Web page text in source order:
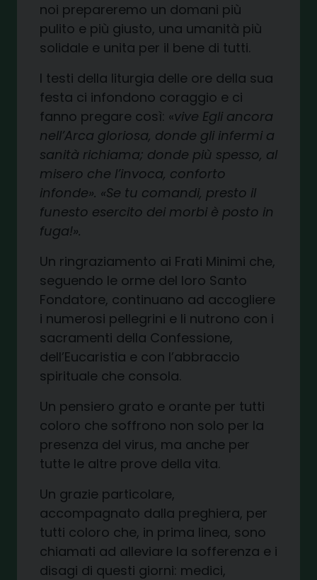
noi prepareremo un domani più
pulito e più giusto, una umanità più
solidale e unita per il bene di tutti.
I testi della liturgia delle ore della sua
festa ci infondono coraggio e ci
fanno pregare così: «vive Egli ancora
nell’Arca gloriosa, donde gli infermi a
sanità richiama; donde più spesso, al
misero che l’invoca, conforto
infonde». «Se tu comandi, presto il
funesto esercito dei morbi è posto in
fuga!».
Un ringraziamento ai Frati Minimi che,
seguendo le orme del loro Santo
Fondatore, continuano ad accogliere
i numerosi pellegrini e li nutrono con i
sacramenti della Confessione,
dell’Eucaristia e con l’abbraccio
spirituale che consola.
Un pensiero grato e orante per tutti
coloro che soffrono non solo per la
presenza del virus, ma anche per
tutte le altre prove della vita.
Un grazie particolare,
accompagnato dalla preghiera, per
tutti coloro che, in prima linea, sono
chiamati ad alleviare la sofferenza e i
disagi di questi giorni: medici,